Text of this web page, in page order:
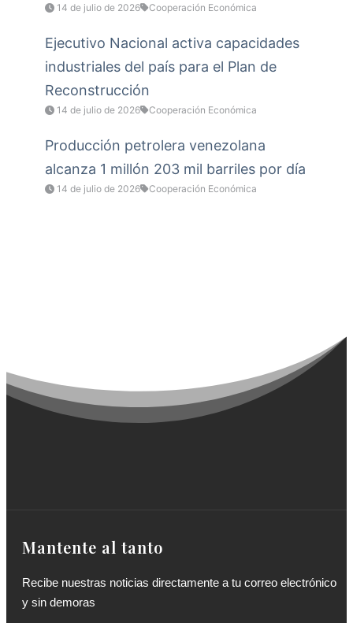
14 de julio de 2026 Cooperación Económica
Ejecutivo Nacional activa capacidades
industriales del país para el Plan de
Reconstrucción
14 de julio de 2026 Cooperación Económica
Producción petrolera venezolana
alcanza 1 millón 203 mil barriles por día
14 de julio de 2026 Cooperación Económica
Mantente al tanto
Recibe nuestras noticias directamente a tu correo electrónico
y sin demoras